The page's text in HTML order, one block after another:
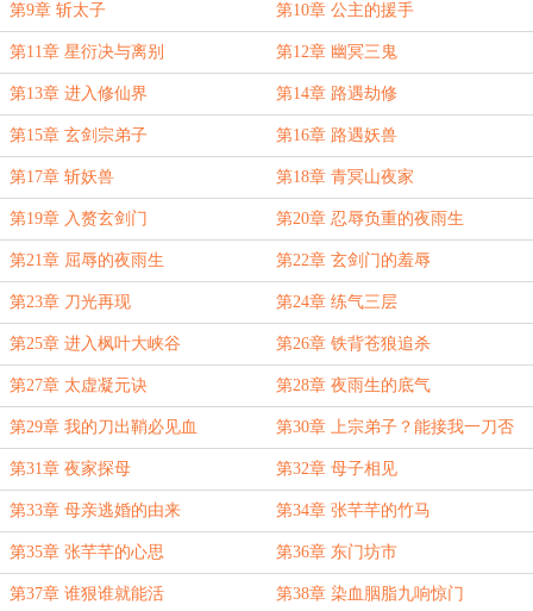
第9章 斩太子 第10章 公主的援手
第11章 星衍决与离别 第12章 幽冥三鬼
第13章 进入修仙界 第14章 路遇劫修
第15章 玄剑宗弟子 第16章 路遇妖兽
第17章 斩妖兽 第18章 青冥山夜家
第19章 入赘玄剑门 第20章 忍辱负重的夜雨生
第21章 屈辱的夜雨生 第22章 玄剑门的羞辱
第23章 刀光再现 第24章 练气三层
第25章 进入枫叶大峡谷 第26章 铁背苍狼追杀
第27章 太虚凝元诀 第28章 夜雨生的底气
第29章 我的刀出鞘必见血 第30章 上宗弟子？能接我一刀否
第31章 夜家探母 第32章 母子相见
第33章 母亲逃婚的由来 第34章 张芊芊的竹马
第35章 张芊芊的心思 第36章 东门坊市
第37章 谁狠谁就能活 第38章 染血胭脂九响惊门